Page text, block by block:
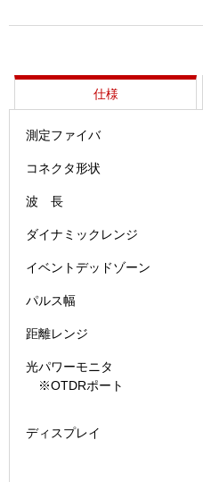
仕様
測定ファイバ
コネクタ形状
波 長
ダイナミックレンジ
イベントデッドゾーン
パルス幅
距離レンジ
光パワーモニタ
※OTDRポート
ディスプレイ